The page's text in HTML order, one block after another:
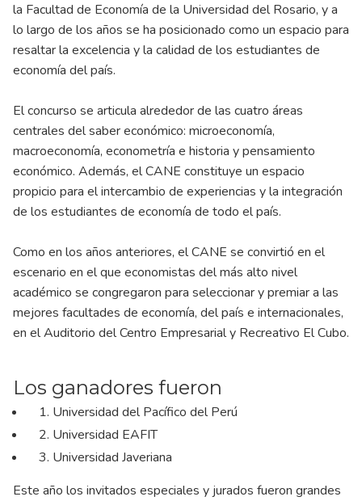
la Facultad de Economía de la Universidad del Rosario, y a
lo largo de los años se ha posicionado como un espacio para
resaltar la excelencia y la calidad de los estudiantes de
economía del país.
El concurso se articula alrededor de las cuatro áreas
centrales del saber económico: microeconomía,
macroeconomía, econometría e historia y pensamiento
económico. Además, el CANE constituye un espacio
propicio para el intercambio de experiencias y la integración
de los estudiantes de economía de todo el país.
Como en los años anteriores, el CANE se convirtió en el
escenario en el que economistas del más alto nivel
académico se congregaron para seleccionar y premiar a las
mejores facultades de economía, del país e internacionales,
en el Auditorio del Centro Empresarial y Recreativo El Cubo.
Los ganadores fueron
1. Universidad del Pacífico del Perú
2. Universidad EAFIT
3. Universidad Javeriana
Este año los invitados especiales y jurados fueron grandes